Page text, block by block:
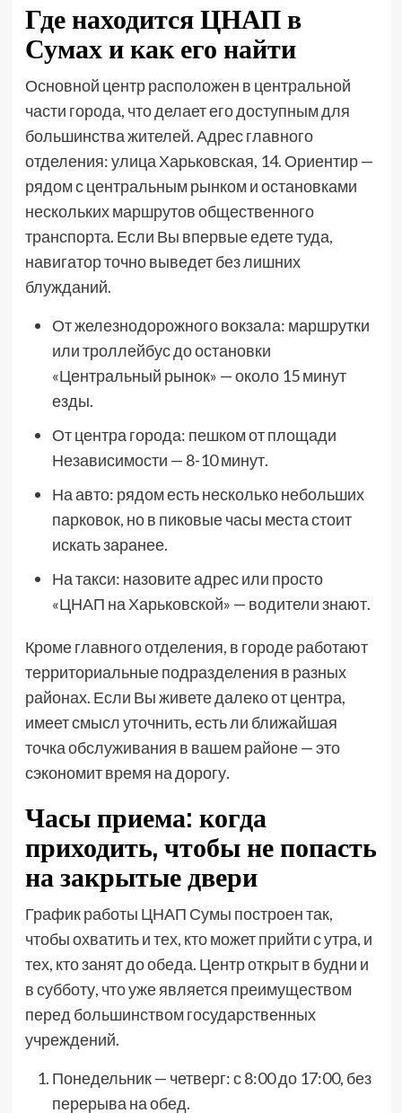
Где находится ЦНАП в
Сумах и как его найти
Основной центр расположен в центральной
части города, что делает его доступным для
большинства жителей. Адрес главного
отделения: улица Харьковская, 14. Ориентир —
рядом с центральным рынком и остановками
нескольких маршрутов общественного
транспорта. Если Вы впервые едете туда,
навигатор точно выведет без лишних
блужданий.
От железнодорожного вокзала: маршрутки
или троллейбус до остановки
«Центральный рынок» — около 15 минут
езды.
От центра города: пешком от площади
Независимости — 8-10 минут.
На авто: рядом есть несколько небольших
парковок, но в пиковые часы места стоит
искать заранее.
На такси: назовите адрес или просто
«ЦНАП на Харьковской» — водители знают.
Кроме главного отделения, в городе работают
территориальные подразделения в разных
районах. Если Вы живете далеко от центра,
имеет смысл уточнить, есть ли ближайшая
точка обслуживания в вашем районе — это
сэкономит время на дорогу.
Часы приема: когда
приходить, чтобы не попасть
на закрытые двери
График работы ЦНАП Сумы построен так,
чтобы охватить и тех, кто может прийти с утра, и
тех, кто занят до обеда. Центр открыт в будни и
в субботу, что уже является преимуществом
перед большинством государственных
учреждений.
Понедельник — четверг: с 8:00 до 17:00, без
перерыва на обед.